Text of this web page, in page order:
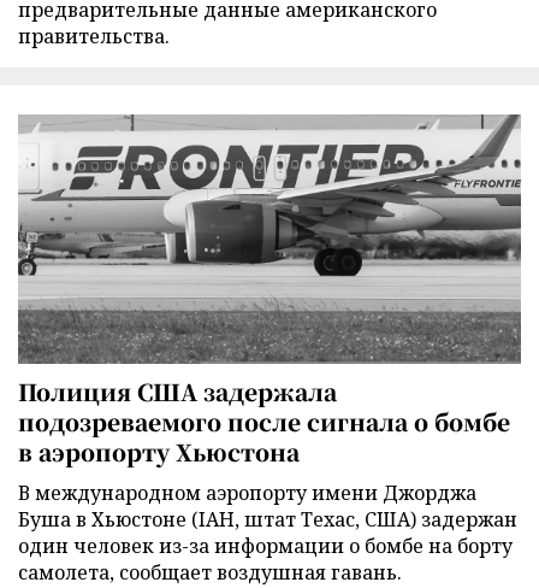
предварительные данные американского
правительства.
Полиция США задержала
подозреваемого после сигнала о бомбе
в аэропорту Хьюстона
В международном аэропорту имени Джорджа
Буша в Хьюстоне (IAH, штат Техас, США) задержан
один человек из-за информации о бомбе на борту
самолета, сообщает воздушная гавань.